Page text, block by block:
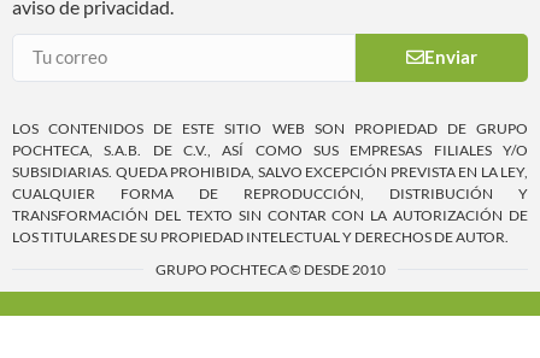
aviso de privacidad.
Enviar
LOS CONTENIDOS DE ESTE SITIO WEB SON PROPIEDAD DE GRUPO
POCHTECA, S.A.B. DE C.V., ASÍ COMO SUS EMPRESAS FILIALES Y/O
SUBSIDIARIAS. QUEDA PROHIBIDA, SALVO EXCEPCIÓN PREVISTA EN LA LEY,
CUALQUIER FORMA DE REPRODUCCIÓN, DISTRIBUCIÓN Y
TRANSFORMACIÓN DEL TEXTO SIN CONTAR CON LA AUTORIZACIÓN DE
LOS TITULARES DE SU PROPIEDAD INTELECTUAL Y DERECHOS DE AUTOR.
GRUPO POCHTECA © DESDE 2010